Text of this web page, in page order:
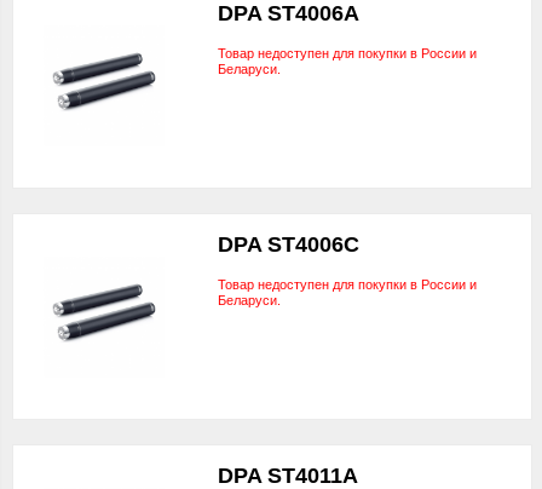
DPA ST4006A
Товар недоступен для покупки в России и
Беларуси.
DPA ST4006C
Товар недоступен для покупки в России и
Беларуси.
DPA ST4011A